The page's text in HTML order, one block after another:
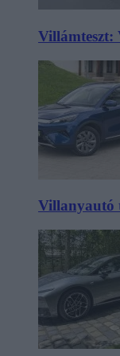
Villámteszt:
Villanyautó